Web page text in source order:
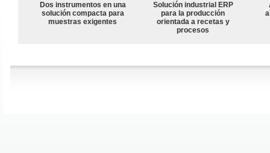
Dos instrumentos en una
solución compacta para
muestras exigentes
Solución industrial ERP
para la producción
orientada a recetas y
procesos